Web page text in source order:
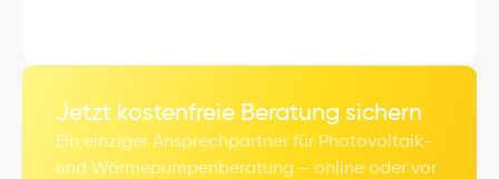
Jetzt kostenfreie Beratung sichern
Ein einziger Ansprechpartner für Photovoltaik-
und Wärmepumpenberatung – online oder vor